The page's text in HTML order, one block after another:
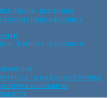
і протидію
поводженню з
“Кабінет психолога”
та цифрова безпека
виховання